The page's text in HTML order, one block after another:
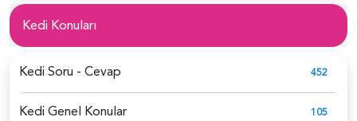
Kedi Konuları
Kedi Soru - Cevap 452
Kedi Genel Konular 105